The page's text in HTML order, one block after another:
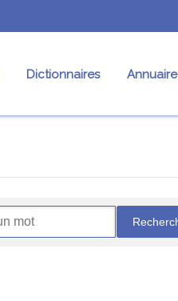
Dictionnaires Annuaire